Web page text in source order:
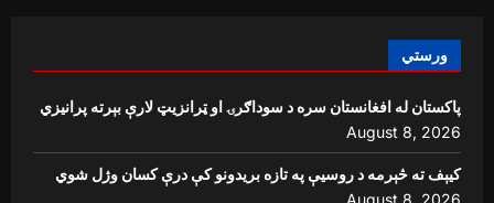
ورستي
پاکستان له افغانستان سره د سوداګرۍ او ټرانزیټ لارې بېرته پرانیزي
August 8, 2026
کیېف ته څېرمه د روسیې په تازه بریدونو کې درې کسان وژل شوي